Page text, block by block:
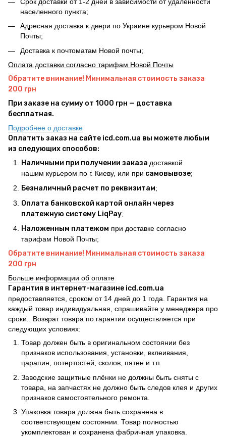
населенного пункта;
Адресная доставка к двери по Украине курьером Новой
Почты;
Доставка к почтоматам Новой почты;
Оплата доставки согласно тарифам Новой Почты
Обратите внимание! Минимальная стоимость заказа
200 грн
При заказе на сумму от 1000 грн — доставка
бесплатная.
Подробнее о доставке
Оплатить заказ на сайте icd.com.ua вы можете любым
из следующих способов:
Наличными при получении заказа доставкой
нашим курьером по г. Киеву, или при самовывозе;
Безналичный расчет по реквизитам;
Оплата банковской картой онлайн через
платежную систему LiqPay;
Наложенным платежом при доставке согласно
тарифам Новой Почты;
Обратите внимание! Минимальная стоимость заказа
200 грн
Больше информации об оплате
Гарантия в интернет-магазине icd.com.ua
предоставляется, сроком от 14 дней до 1 года. Гарантия на
каждый товар индивидуальная, спрашивайте у менеджера про
сроки.. Возврат товара по гарантии осуществляется при
следующих условиях:
Товар должен быть в оригинальном состоянии без
признаков использования, установки, вклеивания,
царапин, потертостей, сколов, пятен и т.п.
Заводские защитные плёнки не должны быть сняты с
товара, на запчастях не должно быть следов клея и других
признаков самостоятельного ремонта.
Упаковка товара должна быть сохранена в
соответствующем состоянии. Товар полностью
укомплектован и сохранена фабричная упаковка.